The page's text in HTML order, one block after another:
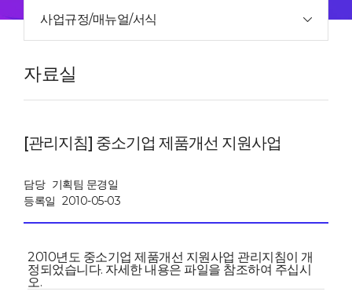
사업규정/매뉴얼/서식
자료실
[관리지침] 중소기업 제품개선 지원사업
담당 기획팀 문경일
등록일 2010-05-03
2010년도 중소기업 제품개선 지원사업 관리지침이 개
정되었습니다. 자세한 내용은 파일을 참조하여 주십시
오.